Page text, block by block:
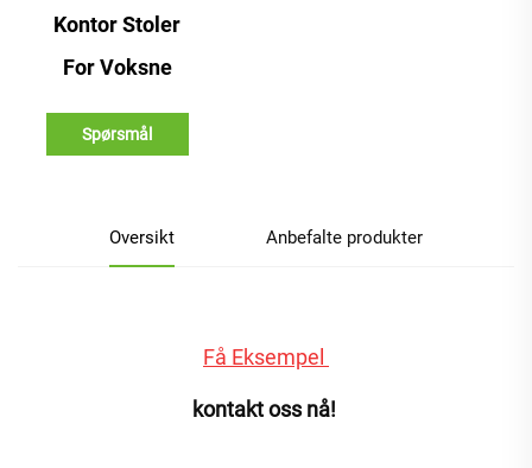
Kontor Stoler
For Voksne
Spørsmål
Oversikt Anbefalte produkter
Få Eksempel
kontakt oss nå!